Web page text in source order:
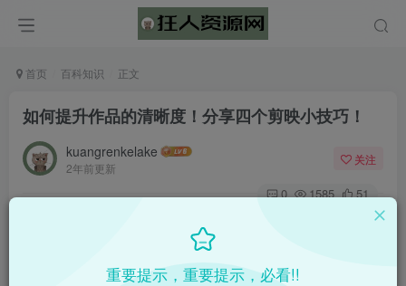
首页 百科知识 正文
如何提升作品的清晰度！分享四个剪映小技巧！
kuangrenkelake
2年前更新
关注
0 1585 51
📌 1000➕互联网副业项目教程，更多网赚项目，点击以下
链接进入本站首页：
重要提示，重要提示，必看!!